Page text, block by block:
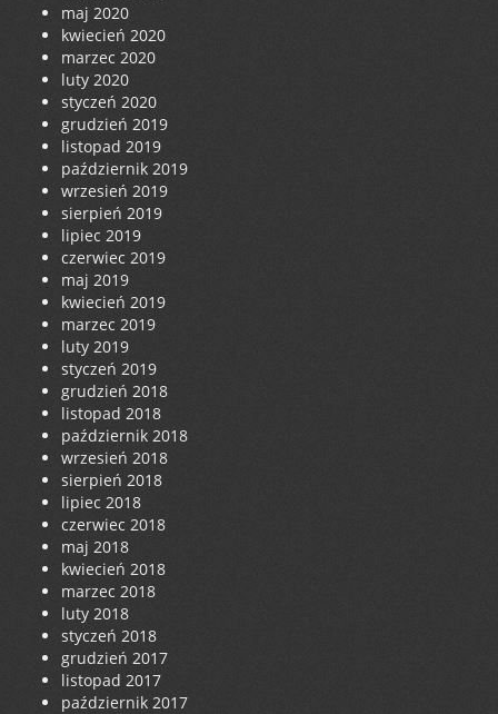
maj 2020
kwiecień 2020
marzec 2020
luty 2020
styczeń 2020
grudzień 2019
listopad 2019
październik 2019
wrzesień 2019
sierpień 2019
lipiec 2019
czerwiec 2019
maj 2019
kwiecień 2019
marzec 2019
luty 2019
styczeń 2019
grudzień 2018
listopad 2018
październik 2018
wrzesień 2018
sierpień 2018
lipiec 2018
czerwiec 2018
maj 2018
kwiecień 2018
marzec 2018
luty 2018
styczeń 2018
grudzień 2017
listopad 2017
październik 2017